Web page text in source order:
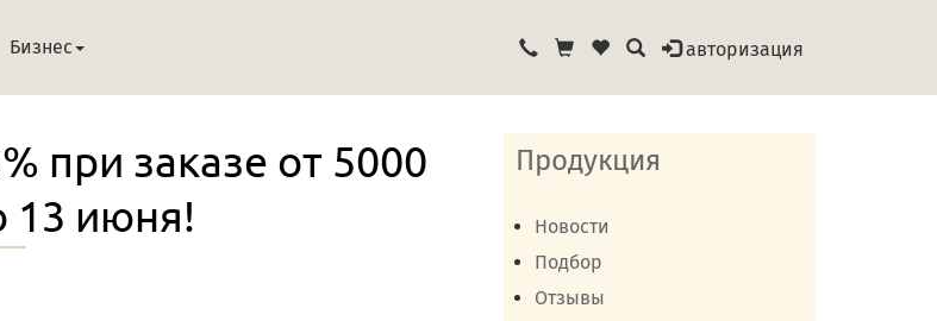
Бизнес авторизация
при заказе от 5000
13 июня!
Продукция
Новости
Подбор
Отзывы